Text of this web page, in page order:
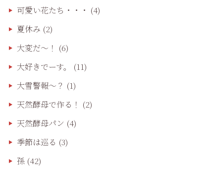
可愛い花たち・・・ (4)
夏休み (2)
大変だ〜！ (6)
大好きでーす。
(11)
大雪警報〜？ (1)
天然酵母で作る！ (2)
天然酵母パン (4)
季節は巡る (3)
孫(42)